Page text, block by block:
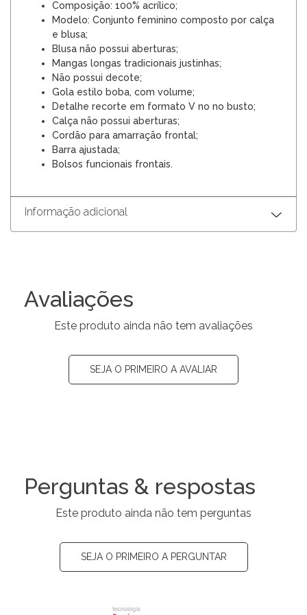
Composição: 100% acrílico;
Modelo: Conjunto feminino composto por calça
e blusa;
Blusa não possui aberturas;
Mangas longas tradicionais justinhas;
Não possui decote;
Gola estilo boba, com volume;
Detalhe recorte em formato V no no busto;
Calça não possui aberturas;
Cordão para amarração frontal;
Barra ajustada;
Bolsos funcionais frontais.
Informação adicional
Avaliações
Este produto ainda não tem avaliações
SEJA O PRIMEIRO A AVALIAR
Perguntas & respostas
Este produto ainda não tem perguntas
SEJA O PRIMEIRO A PERGUNTAR